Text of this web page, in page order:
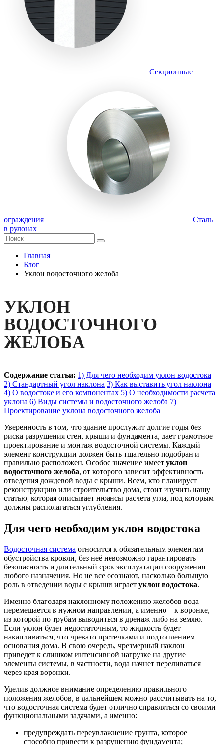
Секционные
ограждения
Сталь
в рулонах
Главная
Блог
Уклон водосточного желоба
УКЛОН
ВОДОСТОЧНОГО
ЖЕЛОБА
Содержание статьи: 1) Для чего необходим уклон водостока
2) Стандартный угол наклона 3) Как выставить угол наклона
4) О водостоке и его компонентах 5) О необходимости расчета
уклона 6) Виды системы и водосточного желоба 7)
Проектирование уклона водосточного желоба
Уверенность в том, что здание прослужит долгие годы без
риска разрушения стен, крыши и фундамента, дает грамотное
проектирование и монтаж водосточной системы. Каждый
элемент конструкции должен быть тщательно подобран и
правильно расположен. Особое значение имеет уклон
водосточного желоба, от которого зависит эффективность
отведения дождевой воды с крыши. Всем, кто планирует
реконструкцию или строительство дома, стоит изучить нашу
статью, которая описывает нюансы расчета угла, под которым
должны располагаться углубления.
Для чего необходим уклон водостока
Водосточная система относится к обязательным элементам
обустройства кровли, без неё невозможно гарантировать
безопасность и длительный срок эксплуатации сооружения
любого назначения. Но не все осознают, насколько большую
роль в отведении воды с крыши играет уклон водостока.
Именно благодаря наклонному положению желобов вода
перемещается в нужном направлении, а именно – к воронке,
из которой по трубам выводиться в дренаж либо на землю.
Если уклон будет недостаточным, то жидкость будет
накапливаться, что чревато протечками и подтоплением
основания дома. В свою очередь, чрезмерный наклон
приведет к слишком интенсивной нагрузке на другие
элементы системы, в частности, вода начнет переливаться
через края воронки.
Уделив должное внимание определению правильного
положения желобов, в дальнейшем можно рассчитывать на то,
что водосточная система будет отлично справляться со своими
функциональными задачами, а именно:
предупреждать переувлажнение грунта, которое
способно привести к разрушению фундамента;